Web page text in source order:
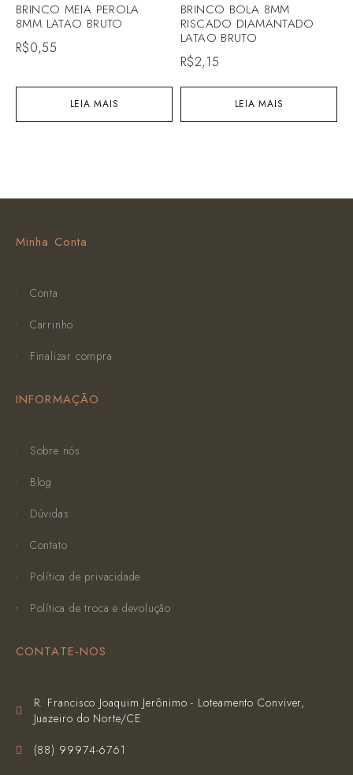
LEIA MAIS
BRINCO MEIA PEROLA
8MM LATAO BRUTO
R$0,55
LEIA MAIS
BRINCO BOLA 8MM
RISCADO DIAMANTADO
LATAO BRUTO
R$2,15
Minha Conta
Conta
Carrinho
Finalizar compra
INFORMAÇÃO
Sobre nós
Blog
Dúvidas
Contato
Política de privacidade
Política de troca e devolução
CONTATE-NOS
R. Francisco Joaquim Jerônimo - Loteamento Conviver,
Juazeiro do Norte/CE
(‪88) 99974-6761‬